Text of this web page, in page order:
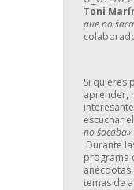
Toni
que no
Si quieres
aprender,
escuchar
no s´acaba»
Durante
programa
temas de